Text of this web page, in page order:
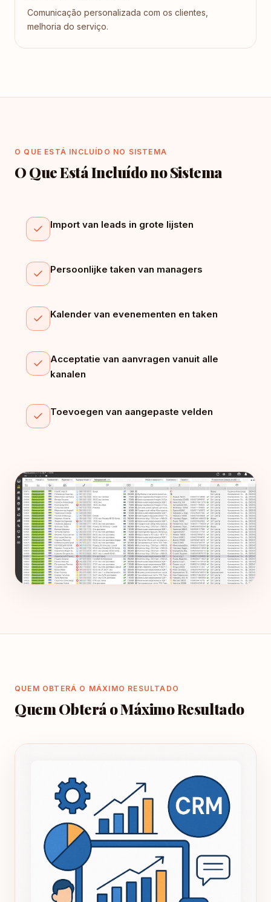
Comunicação personalizada com os clientes,
melhoria do serviço.
O QUE ESTÁ INCLUÍDO NO SISTEMA
O Que Está Incluído no Sistema
Import van leads in grote lijsten
Persoonlijke taken van managers
Kalender van evenementen en taken
Acceptatie van aanvragen vanuit alle
kanalen
Toevoegen van aangepaste velden
QUEM OBTERÁ O MÁXIMO RESULTADO
Quem Obterá o Máximo Resultado